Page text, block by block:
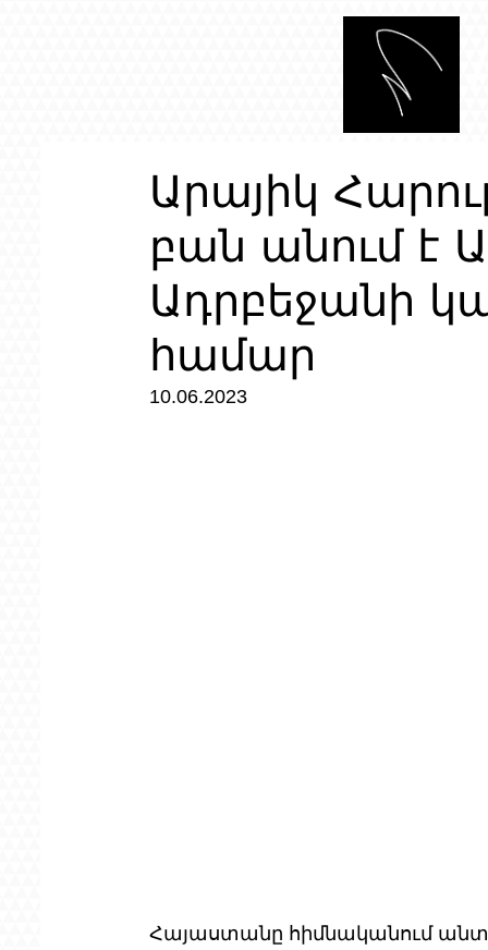
Արայիկ
բան անում է
Ադրբեջանի
համար
10.06.2023
Հայաստանը հիմնականում